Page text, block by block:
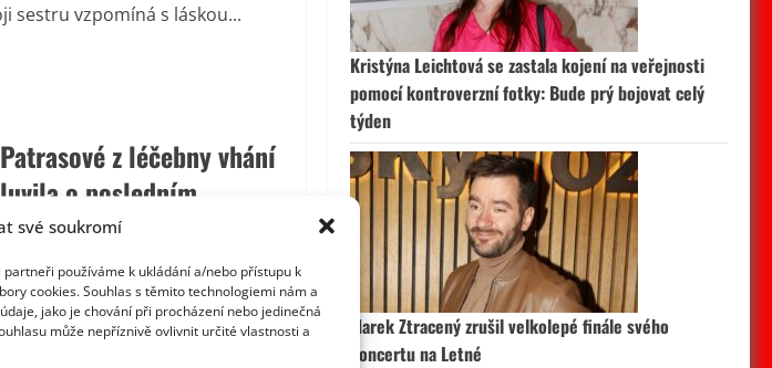
své soukromí
používáme k ukládání a/nebo přístupu k
cookies. Souhlas s těmito technologiemi nám a
jako je chování při procházení nebo jedinečná
může nepříznivě ovlivnit určité vlastnosti a
sestru vzpomíná s láskou...
z léčebny vhání
o posledním
být kvůli špatnému
na psychiatrii. Teď
Kristýna Leichtová se zastala kojení na veřejnosti
pomocí kontroverzní fotky: Bude prý bojovat celý
týden
Marek Ztracený zrušil velkolepé finále svého
koncertu na Letné